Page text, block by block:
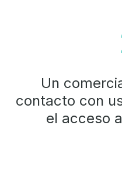
Un
contacto con
el acceso